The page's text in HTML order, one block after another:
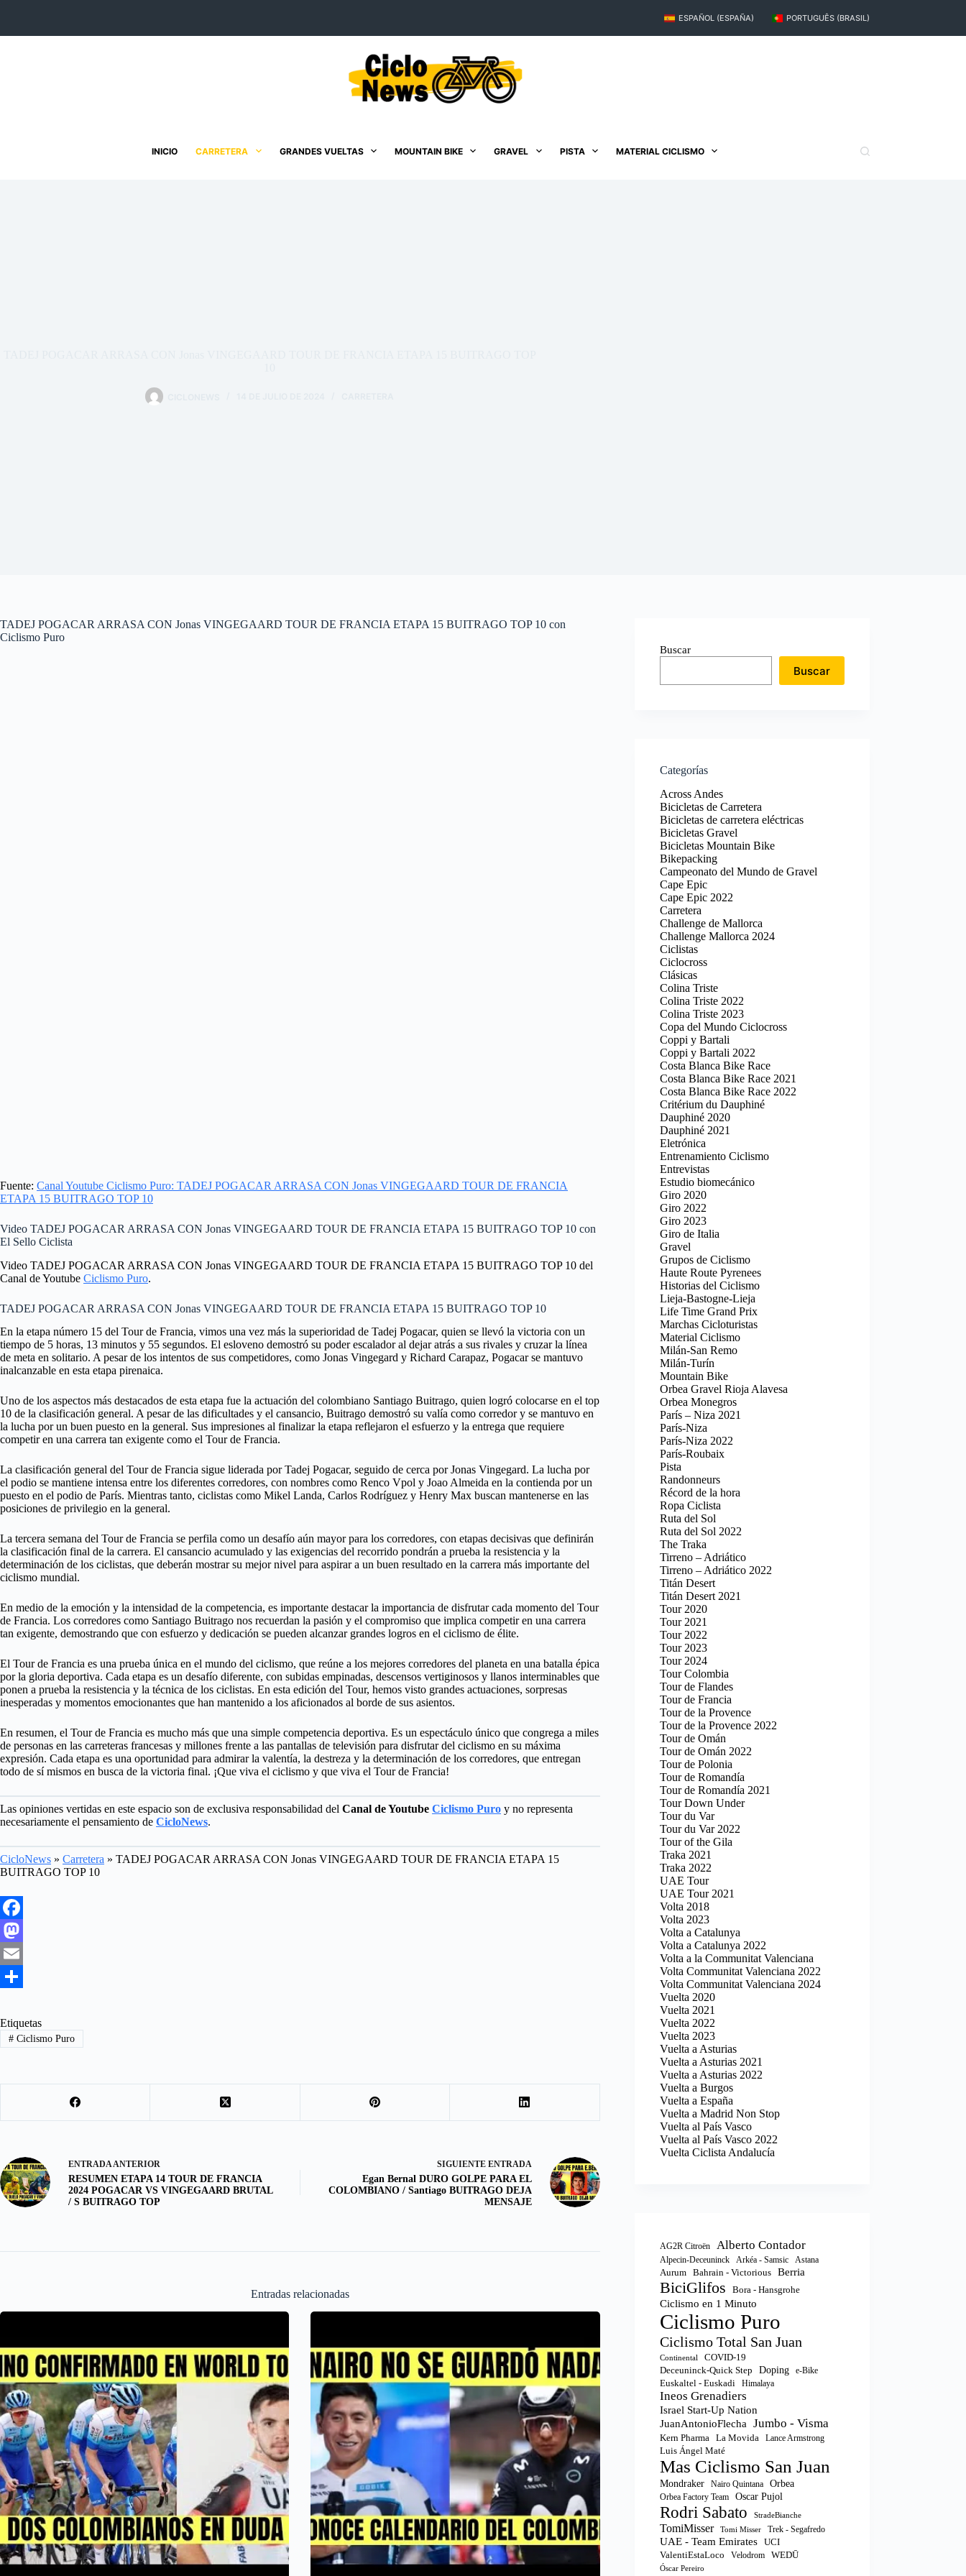
ESPAÑOL (ESPAÑA) PORTUGUÊS (BRASIL)
INICIO CARRETERA GRANDES VUELTAS MOUNTAIN BIKE GRAVEL PISTA MATERIAL CICLISMO
TADEJ POGACAR ARRASA CON Jonas VINGEGAARD TOUR DE FRANCIA ETAPA 15 BUITRAGO TOP 10 con
Ciclismo Puro
Fuente: Canal Youtube Ciclismo Puro: TADEJ POGACAR ARRASA CON Jonas VINGEGAARD TOUR DE FRANCIA
ETAPA 15 BUITRAGO TOP 10
Video TADEJ POGACAR ARRASA CON Jonas VINGEGAARD TOUR DE FRANCIA ETAPA 15 BUITRAGO TOP 10 con
El Sello Ciclista
Video TADEJ POGACAR ARRASA CON Jonas VINGEGAARD TOUR DE FRANCIA ETAPA 15 BUITRAGO TOP 10 del
Canal de Youtube Ciclismo Puro.
TADEJ POGACAR ARRASA CON Jonas VINGEGAARD TOUR DE FRANCIA ETAPA 15 BUITRAGO TOP 10
En la etapa número 15 del Tour de Francia, vimos una vez más la superioridad de Tadej Pogacar, quien se llevó la victoria con un
tiempo de 5 horas, 13 minutos y 55 segundos. El esloveno demostró su poder escalador al dejar atrás a sus rivales y cruzar la línea
de meta en solitario. A pesar de los intentos de sus competidores, como Jonas Vingegard y Richard Carapaz, Pogacar se mantuvo
inalcanzable en esta etapa pirenaica.
Uno de los aspectos más destacados de esta etapa fue la actuación del colombiano Santiago Buitrago, quien logró colocarse en el top
10 de la clasificación general. A pesar de las dificultades y el cansancio, Buitrago demostró su valía como corredor y se mantuvo en
la lucha por un buen puesto en la general. Sus impresiones al finalizar la etapa reflejaron el esfuerzo y la entrega que requiere
competir en una carrera tan exigente como el Tour de Francia.
La clasificación general del Tour de Francia sigue liderada por Tadej Pogacar, seguido de cerca por Jonas Vingegard. La lucha por
el podio se mantiene intensa entre los diferentes corredores, con nombres como Renco Vpol y Joao Almeida en la contienda por un
puesto en el podio de París. Mientras tanto, ciclistas como Mikel Landa, Carlos Rodríguez y Henry Max buscan mantenerse en las
posiciones de privilegio en la general.
La tercera semana del Tour de Francia se perfila como un desafío aún mayor para los corredores, con etapas decisivas que definirán
la clasificación final de la carrera. El cansancio acumulado y las exigencias del recorrido pondrán a prueba la resistencia y la
determinación de los ciclistas, que deberán mostrar su mejor nivel para aspirar a un buen resultado en la carrera más importante del
ciclismo mundial.
En medio de la emoción y la intensidad de la competencia, es importante destacar la importancia de disfrutar cada momento del Tour
de Francia. Los corredores como Santiago Buitrago nos recuerdan la pasión y el compromiso que implica competir en una carrera
tan exigente, demostrando que con esfuerzo y dedicación se pueden alcanzar grandes logros en el ciclismo de élite.
El Tour de Francia es una prueba única en el mundo del ciclismo, que reúne a los mejores corredores del planeta en una batalla épica
por la gloria deportiva. Cada etapa es un desafío diferente, con subidas empinadas, descensos vertiginosos y llanos interminables que
ponen a prueba la resistencia y la técnica de los ciclistas. En esta edición del Tour, hemos visto grandes actuaciones, sorpresas
inesperadas y momentos emocionantes que han mantenido a los aficionados al borde de sus asientos.
En resumen, el Tour de Francia es mucho más que una simple competencia deportiva. Es un espectáculo único que congrega a miles
de personas en las carreteras francesas y millones frente a las pantallas de televisión para disfrutar del ciclismo en su máxima
expresión. Cada etapa es una oportunidad para admirar la valentía, la destreza y la determinación de los corredores, que entregan
todo de sí mismos en busca de la victoria final. ¡Que viva el ciclismo y que viva el Tour de Francia!
Las opiniones vertidas en este espacio son de exclusiva responsabilidad del Canal de Youtube Ciclismo Puro y no representa
necesariamente el pensamiento de CicloNews.
CicloNews » Carretera » TADEJ POGACAR ARRASA CON Jonas VINGEGAARD TOUR DE FRANCIA ETAPA 15
BUITRAGO TOP 10
F
a
b
o
M
t
o
E
a
i
h
a
Etiquetas
#Ciclismo Puro
ENTRADA ANTERIOR
RESUMEN ETAPA 14 TOUR DE FRANCIA
2024 POGACAR VS VINGEGAARD BRUTAL
/ S BUITRAGO TOP
SIGUIENTE ENTRADA
Egan Bernal DURO GOLPE PARA EL
COLOMBIANO / Santiago BUITRAGO DEJA
MENSAJE
Entradas relacionadas
Buscar
Buscar
Categorías
Across Andes
Bicicletas de Carretera
Bicicletas de carretera eléctricas
Bicicletas Gravel
Bicicletas Mountain Bike
Bikepacking
Campeonato del Mundo de Gravel
Cape Epic
Cape Epic 2022
Carretera
Challenge de Mallorca
Challenge Mallorca 2024
Ciclistas
Ciclocross
Clásicas
Colina Triste
Colina Triste 2022
Colina Triste 2023
Copa del Mundo Ciclocross
Coppi y Bartali
Coppi y Bartali 2022
Costa Blanca Bike Race
Costa Blanca Bike Race 2021
Costa Blanca Bike Race 2022
Critérium du Dauphiné
Dauphiné 2020
Dauphiné 2021
Eletrónica
Entrenamiento Ciclismo
Entrevistas
Estudio biomecánico
Giro 2020
Giro 2022
Giro 2023
Giro de Italia
Gravel
Grupos de Ciclismo
Haute Route Pyrenees
Historias del Ciclismo
Lieja-Bastogne-Lieja
Life Time Grand Prix
Marchas Cicloturistas
Material Ciclismo
Milán-San Remo
Milán-Turín
Mountain Bike
Orbea Gravel Rioja Alavesa
Orbea Monegros
París – Niza 2021
París-Niza
París-Niza 2022
París-Roubaix
Pista
Randonneurs
Récord de la hora
Ropa Ciclista
Ruta del Sol
Ruta del Sol 2022
The Traka
Tirreno – Adriático
Tirreno – Adriático 2022
Titán Desert
Titán Desert 2021
Tour 2020
Tour 2021
Tour 2022
Tour 2023
Tour 2024
Tour Colombia
Tour de Flandes
Tour de Francia
Tour de la Provence
Tour de la Provence 2022
Tour de Omán
Tour de Omán 2022
Tour de Polonia
Tour de Romandía
Tour de Romandía 2021
Tour Down Under
Tour du Var
Tour du Var 2022
Tour of the Gila
Traka 2021
Traka 2022
UAE Tour
UAE Tour 2021
Volta 2018
Volta 2023
Volta a Catalunya
Volta a Catalunya 2022
Volta a la Communitat Valenciana
Volta Communitat Valenciana 2022
Volta Communitat Valenciana 2024
Vuelta 2020
Vuelta 2021
Vuelta 2022
Vuelta 2023
Vuelta a Asturias
Vuelta a Asturias 2021
Vuelta a Asturias 2022
Vuelta a Burgos
Vuelta a España
Vuelta a Madrid Non Stop
Vuelta al País Vasco
Vuelta al País Vasco 2022
Vuelta Ciclista Andalucía
AG2R Citroën Alberto Contador
Alpecin-Deceuninck Arkéa - Samsic
Astana
Aurum
Bahrain - Victorious Berria
BiciGlifos Bora - Hansgrohe
Ciclismo en 1 Minuto
Ciclismo Puro
Ciclismo Total San Juan
Continental
COVID-19
Deceuninck-Quick Step
Doping e-Bike
Euskaltel - Euskadi Himalaya
Ineos Grenadiers
Israel Start-Up Nation
JuanAntonioFlecha Jumbo - Visma
Kern Pharma La Movida Lance Armstrong
Luis Ángel Maté
Mas Ciclismo San Juan
Mondraker Nairo Quintana Orbea
Orbea Factory Team Oscar Pujol
Rodri Sabato StradeBianche
TomiMisser Tomi Misser Trek - Segafredo
UAE - Team Emirates
UCI
ValentiEstaLoco
Velodrom WEDŪ
Óscar Pereiro